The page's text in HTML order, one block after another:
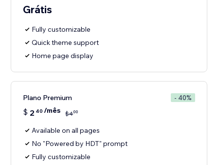
Grátis
Fully customizable
Quick theme support
Home page display
Plano Premium - 40%
$ 2 40 /mês $400
Available on all pages
No "Powered by HDT" prompt
Fully customizable